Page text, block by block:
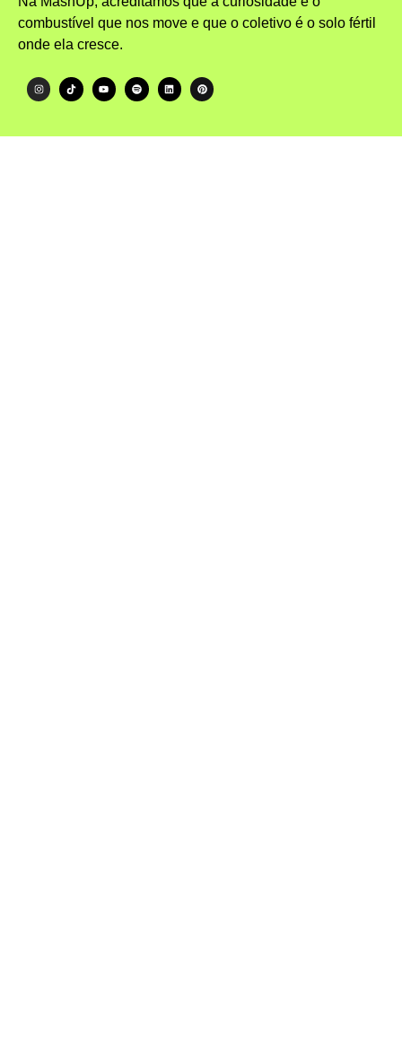
combustível que nos move e que o coletivo é o solo fértil
onde ela cresce.